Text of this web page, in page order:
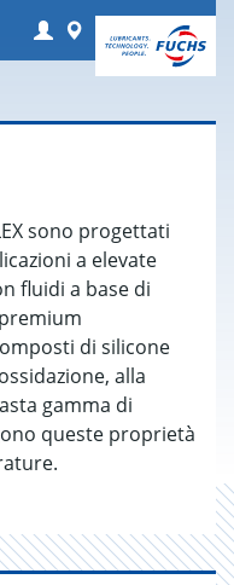
Login Worldwide
sono progettati
a elevate
fluidi a base di
di silicone
alla
gamma di
queste proprietà